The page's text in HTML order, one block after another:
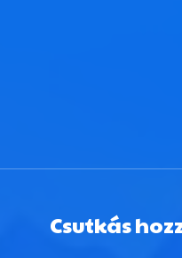
Csutkás